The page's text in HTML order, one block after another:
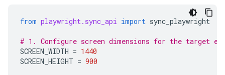
from playwright.sync_api import sync_playwright
# 1. Configure screen dimensions for the target
SCREEN_WIDTH = 1440
SCREEN_HEIGHT = 900